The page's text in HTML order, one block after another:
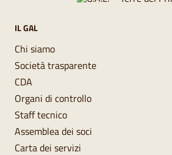
IL GAL
Chi siamo
Società trasparente
CDA
Organi di controllo
Staff tecnico
Assemblea dei soci
Carta dei servizi